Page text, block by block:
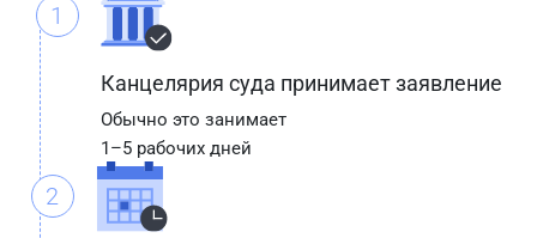
1
Канцелярия суда принимает заявление
Обычно это занимает
1–5 рабочих дней
2